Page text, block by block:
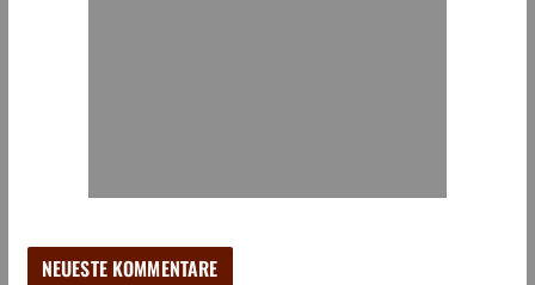
NEUESTE KOMMENTARE